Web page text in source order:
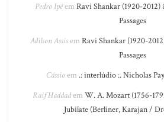
Pedro Ipêem Ravi Shankar (1920-2012)
Passages
Adilson Assisem Ravi Shankar (1920-
Passages
Cássioem .: interlúdio :. Nicholas
Raif Haddadem W. A. Mozart (1756-
Jubilate (Berliner, Karajan /